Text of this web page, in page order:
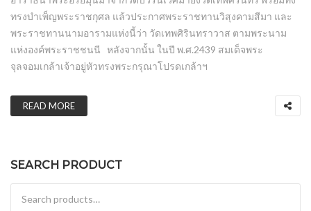
ทรงบำเพ็ญพระราชกุศล แล้วประกาศพระราชทานวิสุงคามสีมา และ
พระราชทานนามอารามแห่งนี้ว่า วัดเทพศิรินทราวาส ตามพระนาม
แห่งองค์พระราชชนนี หลังจากนั้น ในปี พ.ศ.2439 สมเด็จพระ
จุลจอมเกล้าเจ้าอยู่หัวทรงพระกรุณาโปรดเกล้าฯ
READ MORE
SEARCH PRODUCT